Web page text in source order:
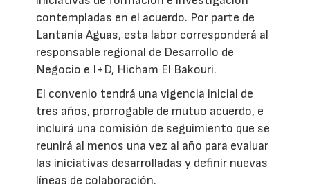
contempladas en el acuerdo. Por parte de
Lantania Aguas, esta labor corresponderá al
responsable regional de Desarrollo de
Negocio e I+D, Hicham El Bakouri.
El convenio tendrá una vigencia inicial de
tres años, prorrogable de mutuo acuerdo, e
incluirá una comisión de seguimiento que se
reunirá al menos una vez al año para evaluar
las iniciativas desarrolladas y definir nuevas
líneas de colaboración.